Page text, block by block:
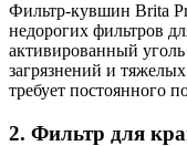
Фильтр-кувшин Brita
недорогих фильтров
активированный
загрязнений и
требует постоянного
2. Фильтр для